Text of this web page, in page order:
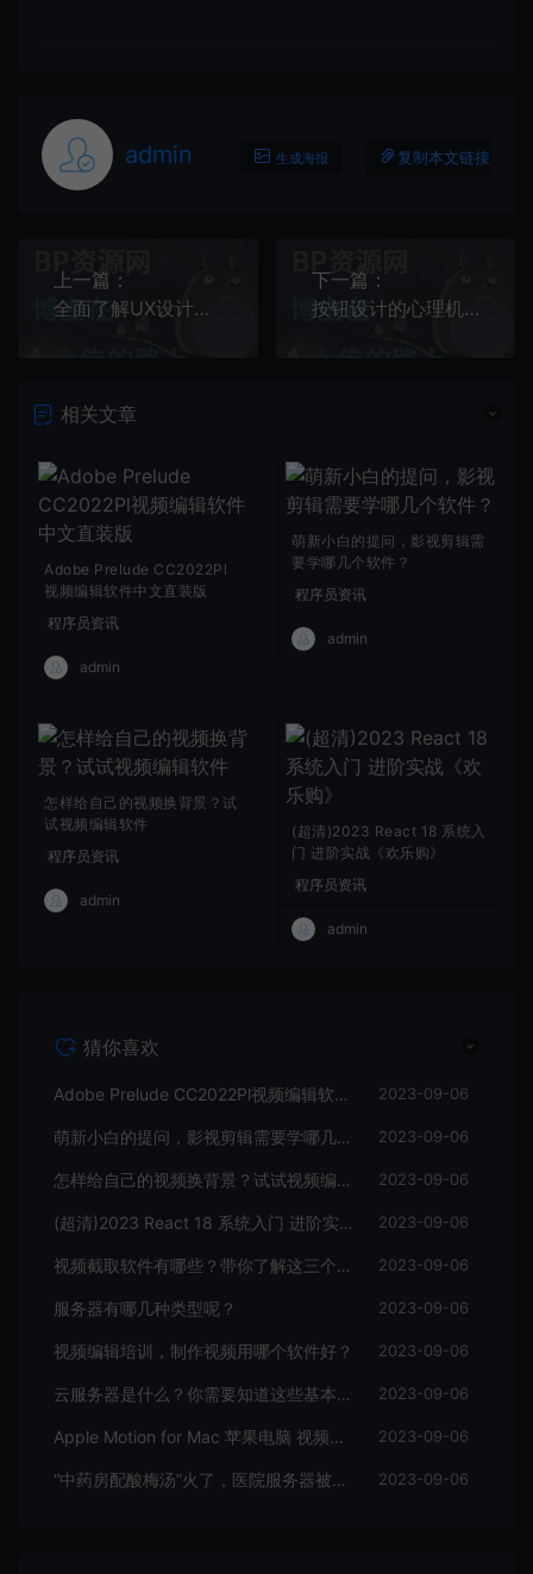
admin 生成海报 复制本文链接
上一篇：
全面了解UX设计：创造用户体验的魔法之道
下一篇：
按钮设计的心理机制：打造用户喜爱的交互方式
相关文章
Adobe Prelude CC2022Pl
视频编辑软件中文直装版
程序员资讯
admin
萌新小白的提问，影视剪辑需
要学哪几个软件？
程序员资讯
admin
怎样给自己的视频换背景？试
试视频编辑软件
程序员资讯
admin
(超清)2023 React 18 系统入
门 进阶实战《欢乐购》
程序员资讯
admin
猜你喜欢
Adobe Prelude CC2022Pl视频编辑软件中文直装版 2023-09-06
萌新小白的提问，影视剪辑需要学哪几个软件？ 2023-09-06
怎样给自己的视频换背景？试试视频编辑软件 2023-09-06
(超清)2023 React 18 系统入门 进阶实战《欢乐购》 2023-09-06
视频截取软件有哪些？带你了解这三个视频编辑软件 2023-09-06
服务器有哪几种类型呢？ 2023-09-06
视频编辑培训，制作视频用哪个软件好？ 2023-09-06
云服务器是什么？你需要知道这些基本知识 2023-09-06
Apple Motion for Mac 苹果电脑 视频编辑软件 2023-09-06
“中药房配酸梅汤”火了，医院服务器被挤爆，网友：更适合中国宝宝体质 2023-09-06